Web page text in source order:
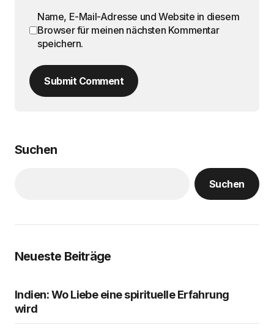
Name, E-Mail-Adresse und Website in diesem
Browser für meinen nächsten Kommentar
speichern.
Submit Comment
Suchen
Suchen
Neueste Beiträge
Indien: Wo Liebe eine spirituelle Erfahrung
wird